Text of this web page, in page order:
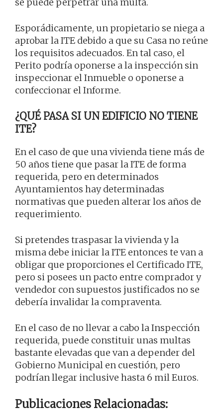
se puede perpetrar una multa.
Esporádicamente, un propietario se niega a
aprobar la ITE debido a que su Casa no reúne
los requisitos adecuados. En tal caso, el
Perito podría oponerse a la inspección sin
inspeccionar el Inmueble o oponerse a
confeccionar el Informe.
¿QUÉ PASA SI UN EDIFICIO NO TIENE
ITE?
En el caso de que una vivienda tiene más de
50 años tiene que pasar la ITE de forma
requerida, pero en determinados
Ayuntamientos hay determinadas
normativas que pueden alterar los años de
requerimiento.
Si pretendes traspasar la vivienda y la
misma debe iniciar la ITE entonces te van a
obligar que proporciones el Certificado ITE,
pero si posees un pacto entre comprador y
vendedor con supuestos justificados no se
debería invalidar la compraventa.
En el caso de no llevar a cabo la Inspección
requerida, puede constituir unas multas
bastante elevadas que van a depender del
Gobierno Municipal en cuestión, pero
podrían llegar inclusive hasta 6 mil Euros.
Publicaciones Relacionadas: